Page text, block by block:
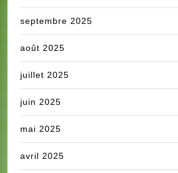
septembre 2025
août 2025
juillet 2025
juin 2025
mai 2025
avril 2025